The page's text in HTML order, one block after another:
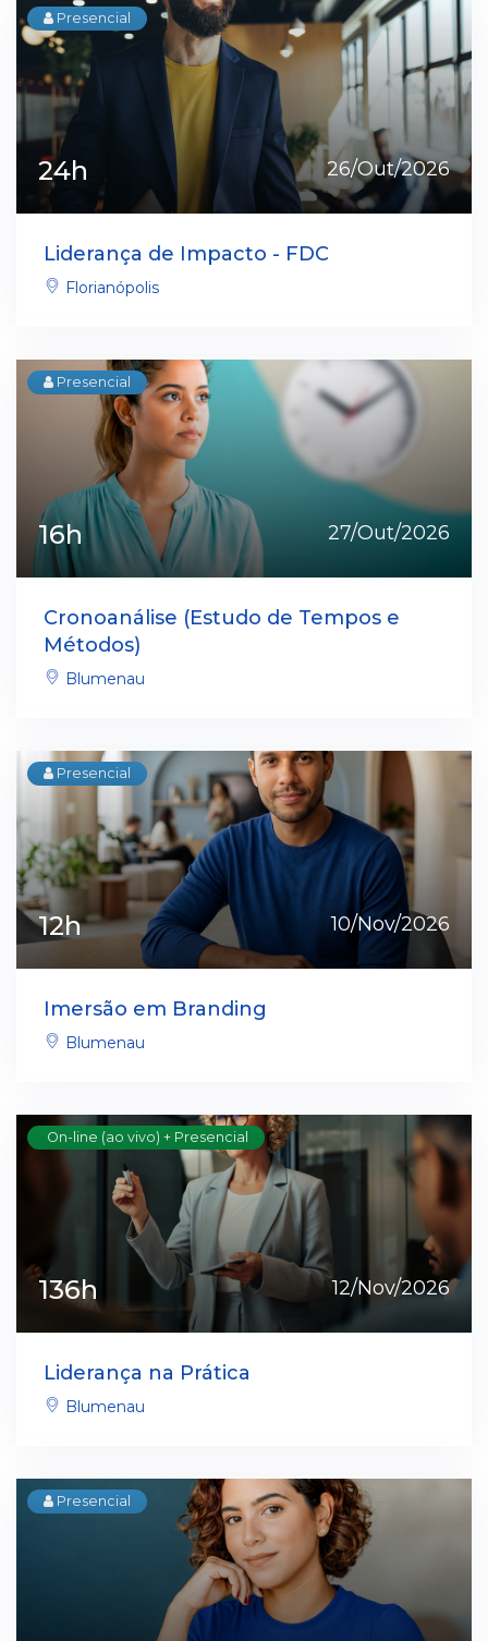
Presencial
24h 26/Out/2026
Liderança de Impacto - FDC
Florianópolis
Presencial
16h 27/Out/2026
Cronoanálise (Estudo de Tempos e
Métodos)
Blumenau
Presencial
12h 10/Nov/2026
Imersão em Branding
Blumenau
On-line (ao vivo) + Presencial
136h 12/Nov/2026
Liderança na Prática
Blumenau
Presencial